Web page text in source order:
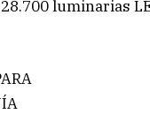
luminarias